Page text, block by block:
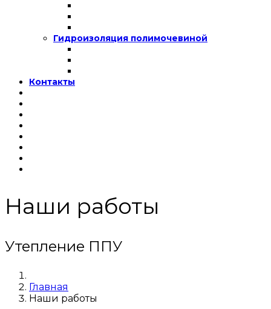
Гидроизоляция полимочевиной
Контакты
Наши работы
Утепление ППУ
Главная
Наши работы